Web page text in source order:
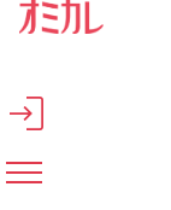
メインコンテンツへス